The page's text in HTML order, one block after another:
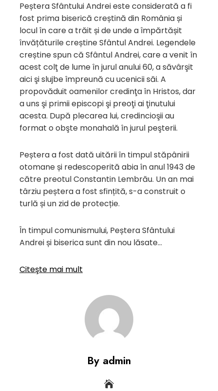
Peștera Sfântului Andrei este considerată a fi
fost prima biserică creștină din România și
locul în care a trăit și de unde a împărtășit
învățăturile creștine Sfântul Andrei. Legendele
creștine spun că Sfântul Andrei, care a venit în
acest colţ de lume în jurul anului 60, a săvârşit
aici şi slujbe împreună cu ucenicii săi. A
propovăduit oamenilor credinţa în Hristos, dar
a uns şi primii episcopi şi preoţi ai ţinutului
acesta. După plecarea lui, credincioşii au
format o obşte monahală în jurul peşterii.
Peștera a fost dată uitării în timpul stăpânirii
otomane și redescoperită abia în anul 1943 de
către preotul Constantin Lembrău. Un an mai
târziu peștera a fost sfințită, s-a construit o
turlă și un zid de protecție.
În timpul comunismului, Peștera Sfântului
Andrei și biserica sunt din nou lăsate…
Citeşte mai mult
By admin